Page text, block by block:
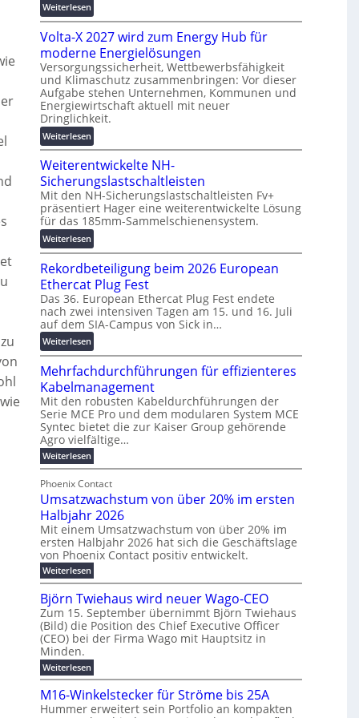
g
s
s
u
n
g
e
n
t
z
u
n
d
d
i
g
i
t
l
e
T
r
a
n
s
p
a
r
e
n
z
Weiterlesen:
M
a
s
c
h
i
n
e
n
b
a
u
:
F
o
r
s
c
h
u
n
g
f
ö
d
e
r
u
n
g
b
r
a
u
c
h
t
m
e
h
r
T
m
p
o
u
Volta-X 2027 wird zum Energy Hub für
moderne Energielösungen
Versorgungssicherheit, Wettbewerbsfähigkeit
und Klimaschutz zusammenbringen: Vor dieser
Aufgabe stehen Unternehmen, Kommunen und
Energiewirtschaft aktuell mit neuer
Dringlichkeit.
Weiterlesen:
V
o
l
t
a
-
2
0
2
7
w
i
r
d
z
u
m
E
n
e
r
g
y
H
u
b
f
ü
m
o
d
e
r
e
E
n
e
Weiterentwickelte NH-
Sicherungslastschaltleisten
Mit den NH-Sicherungslastschaltleisten Fv+
präsentiert Hager eine weiterentwickelte Lösung
für das 185mm-Sammelschienensystem.
Weiterlesen:
W
e
i
t
e
r
n
t
c
k
e
l
t
e
N
H
-
S
i
c
h
e
r
u
n
s
a
s
Rekordbeteiligung beim 2026 European
Ethercat Plug Fest
Das 36. European Ethercat Plug Fest endete
nach zwei intensiven Tagen am 15. und 16. Juli
auf dem SIA-Campus von Sick in…
Weiterlesen:
R
e
k
o
r
d
b
e
t
e
i
l
i
g
u
n
g
b
e
i
m
2
0
2
6
E
Mehrfachdurchführungen für effizienteres
Kabelmanagement
Mit den robusten Kabeldurchführungen der
Serie MCE Pro und dem modularen System MCE
Syntec bietet die zur Kaiser Group gehörende
Agro vielfältige…
Weiterlesen:
M
h
r
f
a
c
h
d
r
h
f
ü
h
r
n
g
e
n
f
Phoenix Contact
Umsatzwachstum von über 20% im ersten
Halbjahr 2026
Mit einem Umsatzwachstum von über 20% im
ersten Halbjahr 2026 hat sich die Geschäftslage
von Phoenix Contact positiv entwickelt.
Weiterlesen:
U
m
s
a
t
z
a
c
h
s
t
u
Björn Twiehaus wird neuer Wago-CEO
Zum 15. September übernimmt Björn Twiehaus
(Bild) die Position des Chief Executive Officer
(CEO) bei der Firma Wago mit Hauptsitz in
Minden.
Weiterlesen:
B
ö
r
M16-Winkelstecker für Ströme bis 25A
Hummer erweitert sein Portfolio an kompakten